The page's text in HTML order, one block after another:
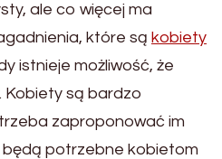
ale co więcej ma
które są kobiety
istnieje możliwość, że
Kobiety są bardzo
zaproponować im
będą potrzebne kobietom